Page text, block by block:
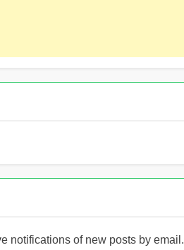
notifications of new posts by email.